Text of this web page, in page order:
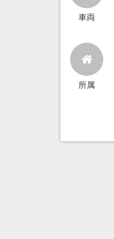
車両
所属